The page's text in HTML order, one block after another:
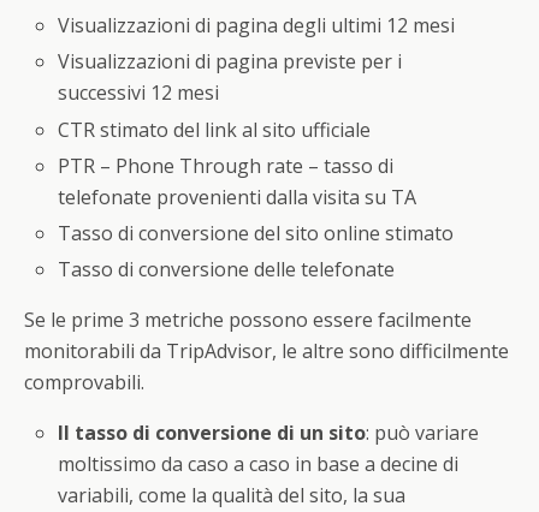
Visualizzazioni di pagina degli ultimi 12 mesi
Visualizzazioni di pagina previste per i
successivi 12 mesi
CTR stimato del link al sito ufficiale
PTR – Phone Through rate – tasso di
telefonate provenienti dalla visita su TA
Tasso di conversione del sito online stimato
Tasso di conversione delle telefonate
Se le prime 3 metriche possono essere facilmente
monitorabili da TripAdvisor, le altre sono difficilmente
comprovabili.
Il tasso di conversione di un sito: può variare
moltissimo da caso a caso in base a decine di
variabili, come la qualità del sito, la sua